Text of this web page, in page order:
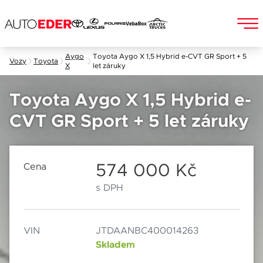
Vozy Toyota
Aygo
X
Toyota Aygo X 1,5 Hybrid e-CVT GR Sport + 5
let záruky
Toyota Aygo X 1,5 Hybrid e-
CVT GR Sport + 5 let záruky
Cena 574 000 Kč
s DPH
VIN JTDAANBC400014263
Skladem
Chebská 392/116B
360 01 Karlovy Vary
Po–Pá: 8:00–18:00
So: 8:00–12:00
Datum
Jméno a příjmení